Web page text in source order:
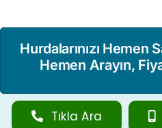
Hurdalarınızı Hemen
Hemen Arayın,
Tıkla Ara